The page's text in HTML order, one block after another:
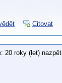
Citovat
20 roky (let) nazpět